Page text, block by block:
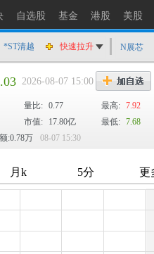
自选股 基金 港股 美股
*ST清越
快速拉升
上工Ｂ股
快速拉升
爱丽家居
快速拉升
金凯生科
涨停
南亚新材
猛烈打压
成都先导
盛达资源
盛达资源
快速拉升
N展芯
2026-08-07 15:00
量比: 0.77 最高: 7.92
市值: 17.80亿 最低: 7.68
:0.78万 08-07 15:30